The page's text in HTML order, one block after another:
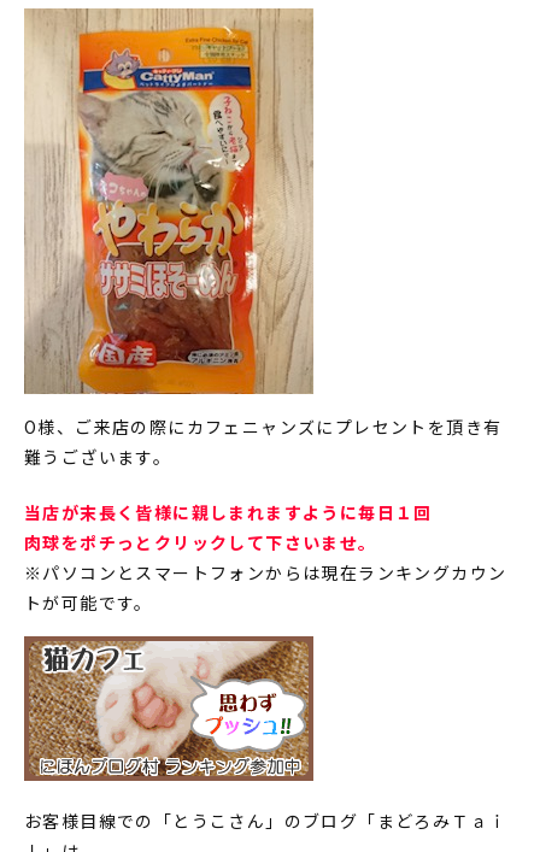
O様、ご来店の際にカフェニャンズにプレセントを頂き有
難うございます。
当店が末長く皆様に親しまれますように毎日１回
肉球をポチっとクリックして下さいませ。
※パソコンとスマートフォンからは現在ランキングカウン
トが可能です。
お客様目線での「とうこさん」のブログ「まどろみＴａｉ